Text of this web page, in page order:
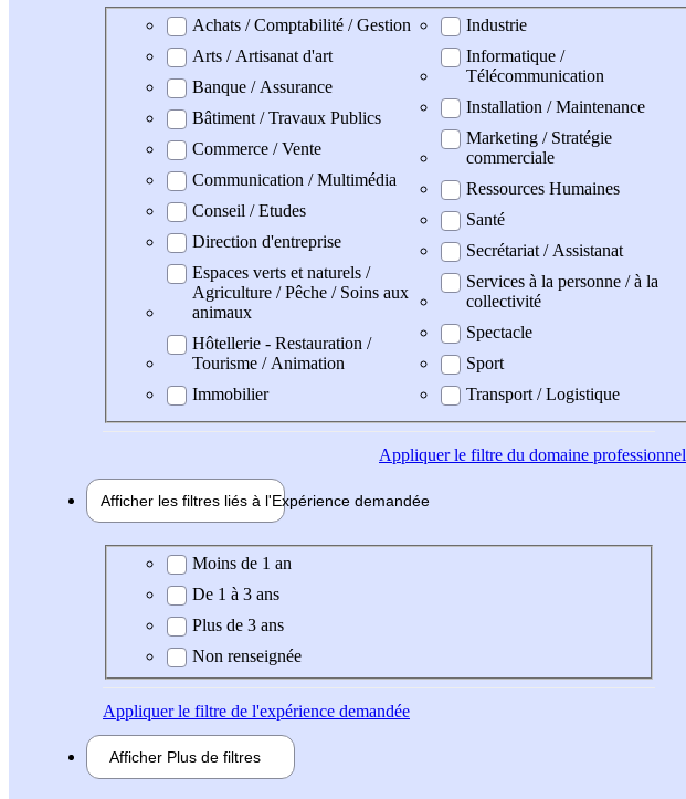
Domaine professionel
Achats / Comptabilité / Gestion
Arts / Artisanat d'art
Banque / Assurance
Bâtiment / Travaux Publics
Commerce / Vente
Communication / Multimédia
Conseil / Etudes
Direction d'entreprise
Espaces verts et naturels /
Agriculture / Pêche / Soins aux
animaux
Hôtellerie - Restauration /
Tourisme / Animation
Immobilier
Industrie
Informatique /
Télécommunication
Installation / Maintenance
Marketing / Stratégie
commerciale
Ressources Humaines
Santé
Secrétariat / Assistanat
Services à la personne / à la
collectivité
Spectacle
Sport
Transport / Logistique
Appliquerle filtre du domaine professionnel
Afficher les filtres liés à l'Expérience demandée
Expérience demandée
Moins de 1 an
De 1 à 3 ans
Plus de 3 ans
Non renseignée
Appliquerle filtre de l'expérience demandée
Afficher Plus de filtres